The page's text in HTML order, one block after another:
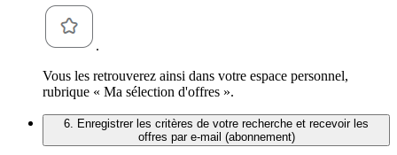
.
Vous les retrouverez ainsi dans votre espace personnel,
rubrique « Ma sélection d'offres ».
6. Enregistrer les critères de votre recherche et recevoir les
offres par e-mail (abonnement)